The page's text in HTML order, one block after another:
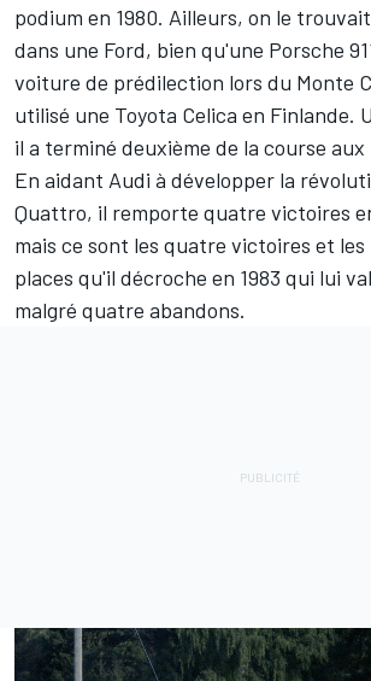
podium en 1980. Ailleurs, on le
dans une Ford, bien qu'une Porsche
voiture de prédilection lors du Monte
utilisé une Toyota Celica en Finlande.
il a terminé deuxième de la course
En aidant Audi à développer la
Quattro, il remporte quatre victoires en
mais ce sont les quatre victoires et
places qu'il décroche en 1983 qui lui
malgré quatre abandons.